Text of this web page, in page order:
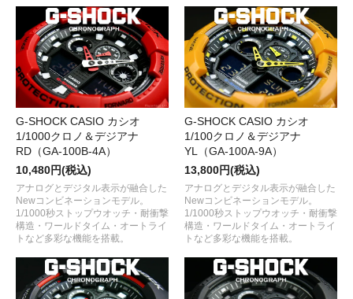
G-SHOCK CASIO カシオ
1/1000クロノ＆デジアナ
RD（GA-100B-4A）
10,480円(税込)
アナログとデジタル表示が融合した
Newコンビネーションモデル。
1/1000秒ストップウオッチ・耐衝撃
構造・ワールドタイム・オートライ
トなど多彩な機能を搭載。
G-SHOCK CASIO カシオ
1/100クロノ＆デジアナ
YL（GA-100A-9A）
13,800円(税込)
アナログとデジタル表示が融合した
Newコンビネーションモデル。
1/1000秒ストップウオッチ・耐衝撃
構造・ワールドタイム・オートライ
トなど多彩な機能を搭載。